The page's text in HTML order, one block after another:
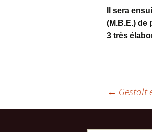
Il sera
(M.B.E.) de
3 très
Navigation
← Gestalt